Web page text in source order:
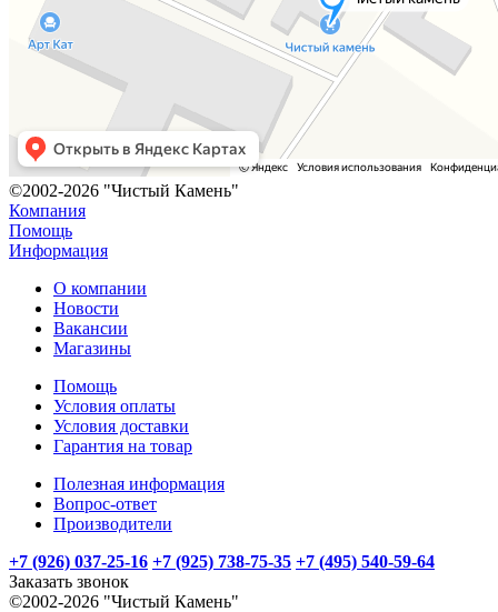
©2002-2026 "Чистый Камень"
Компания
Помощь
Информация
О компании
Новости
Вакансии
Магазины
Помощь
Условия оплаты
Условия доставки
Гарантия на товар
Полезная информация
Вопрос-ответ
Производители
+7 (926) 037-25-16 +7 (925) 738-75-35 +7 (495) 540-59-64
Заказать звонок
©2002-2026 "Чистый Камень"